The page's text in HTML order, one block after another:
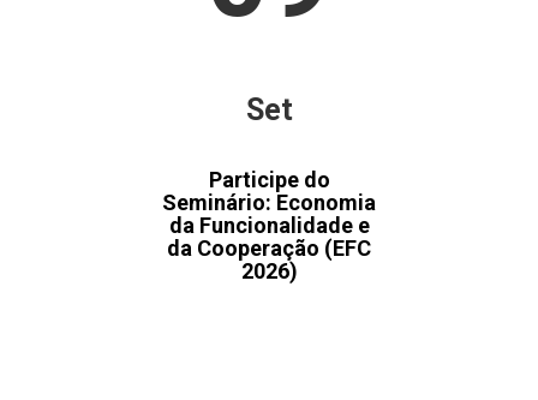
Set
Participe do
Seminário: Economia
da Funcionalidade e
da Cooperação (EFC
2026)